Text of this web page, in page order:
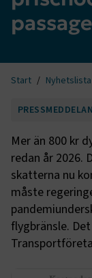
Start Nyhetslista
Mer än 800 kr
redan år 2026.
skatterna nu
måste
flygbränsle.